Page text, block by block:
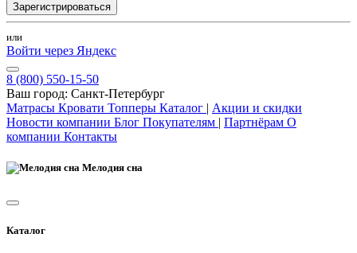
Зарегистрироваться
или
Войти через Яндекс
8 (800) 550-15-50
Ваш город: Санкт-Петербург
Матрасы Кровати Топперы Каталог | Акции и скидки
Новости компании Блог Покупателям | Партнёрам О
компании Контакты
Мелодия сна
Каталог